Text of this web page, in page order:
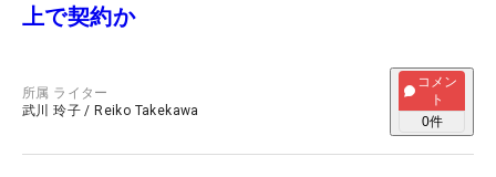
上で契約か
所属 ライター
武川 玲子 / Reiko Takekawa
コメン
ト
0件